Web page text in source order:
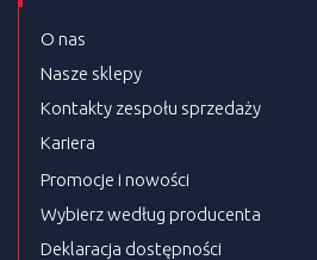
O nas
Nasze sklepy
Kontakty zespołu sprzedaży
Kariera
Promocje i nowości
Wybierz według producenta
Deklaracja dostępności